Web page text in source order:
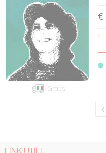
Gratis
€
LINK UTILI